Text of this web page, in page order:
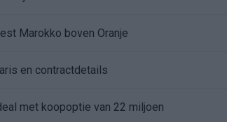
Marokko boven Oranje
en contractdetails
met koopoptie van 22 miljoen